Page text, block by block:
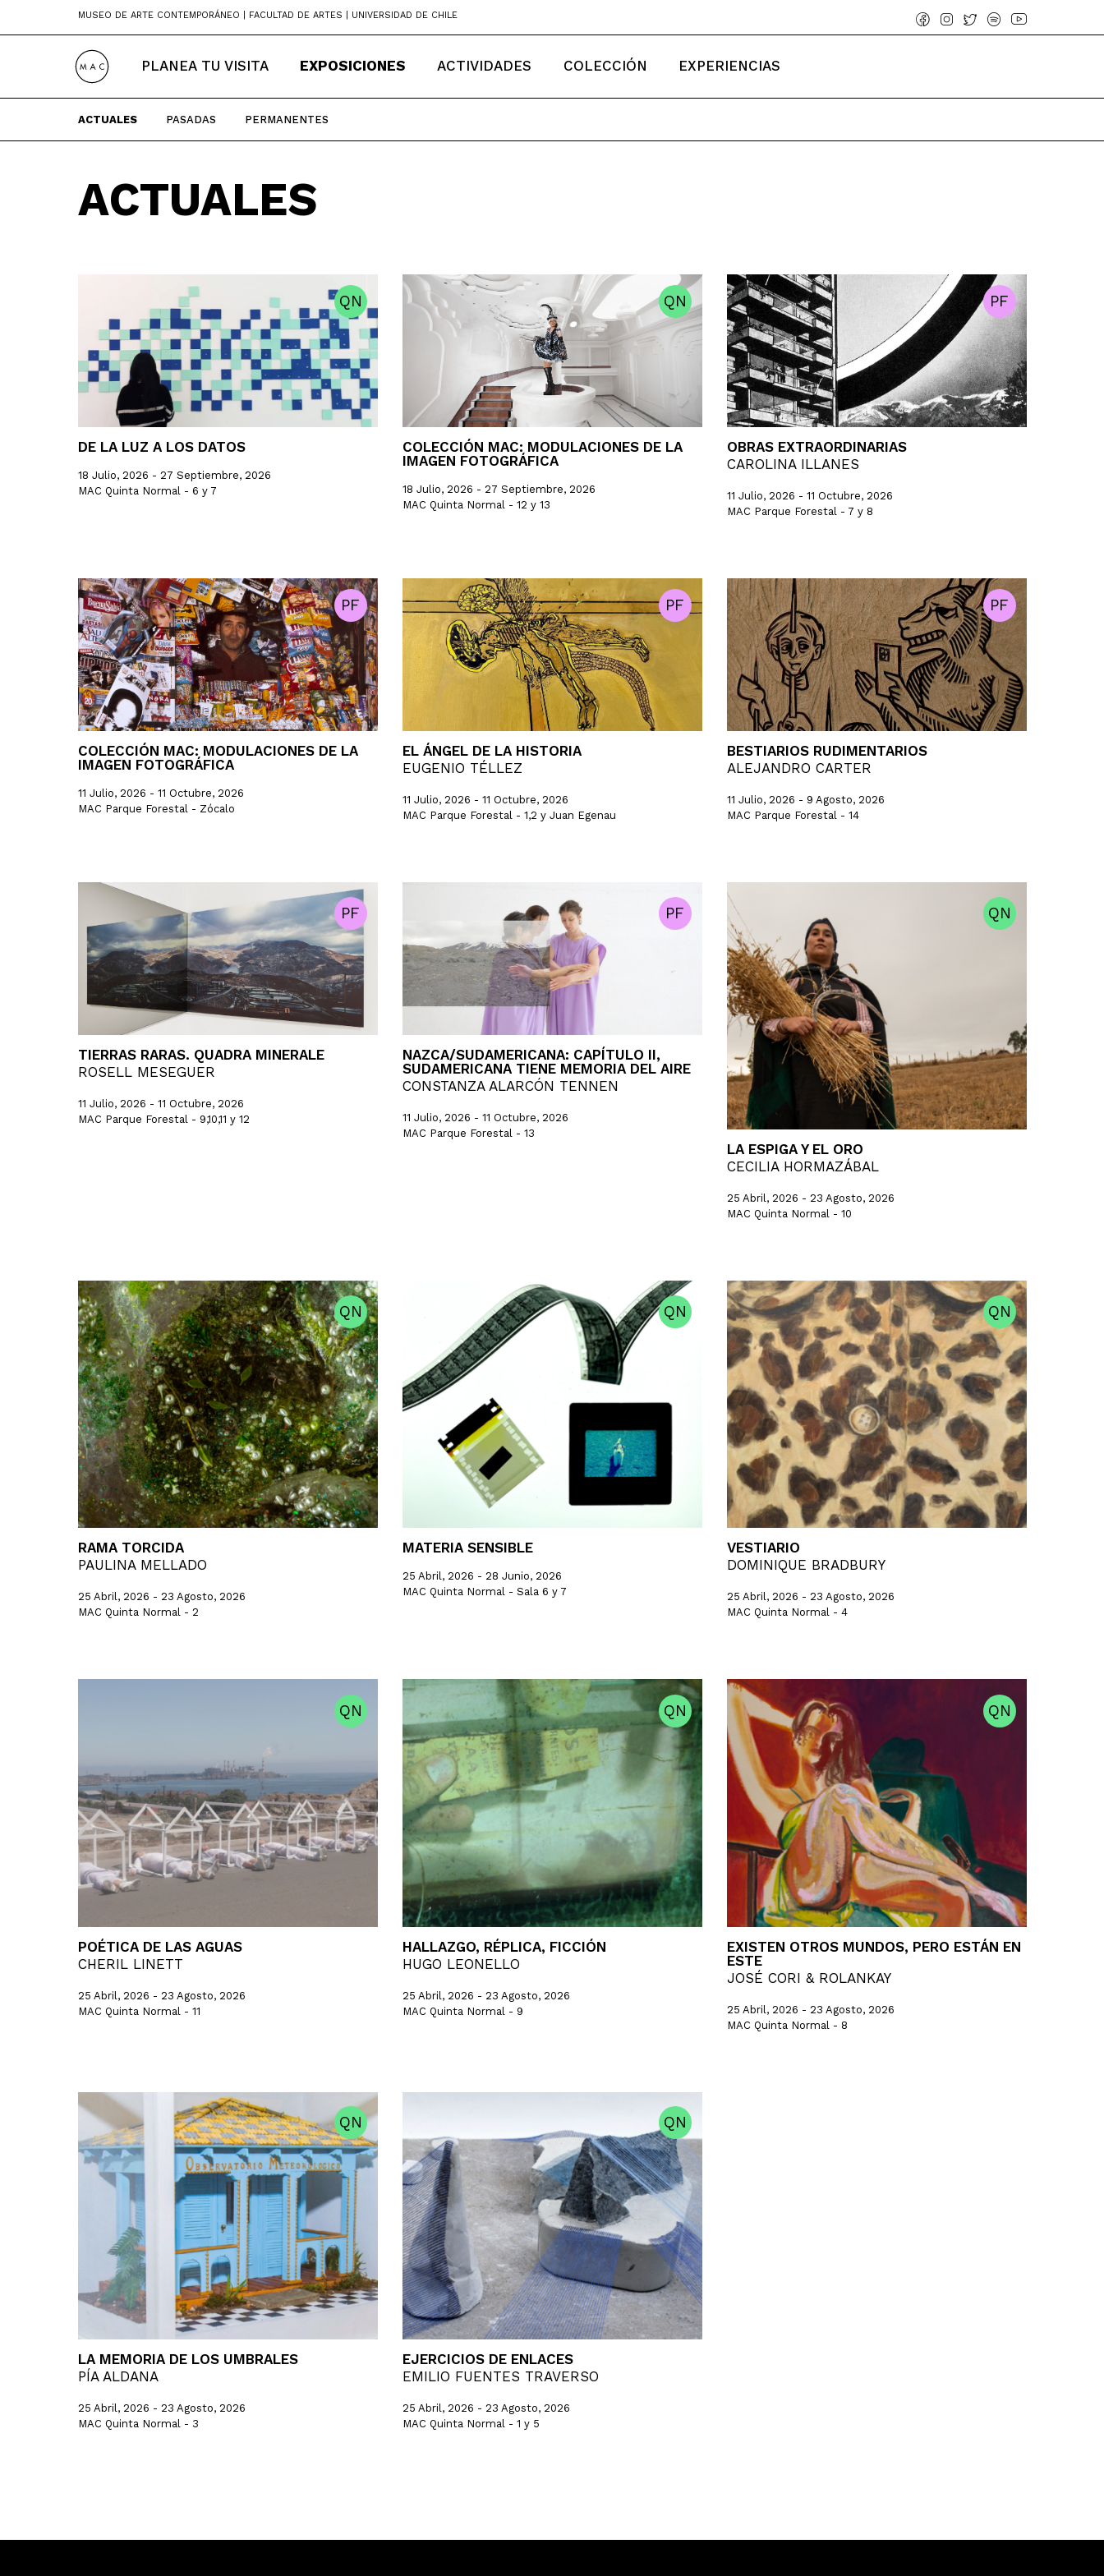
MUSEO DE ARTE CONTEMPORÁNEO | FACULTAD DE ARTES | UNIVERSIDAD DE CHILE
PLANEA TU VISITA EXPOSICIONES ACTIVIDADES COLECCIÓN EXPERIENCIAS
ACTUALES PASADAS PERMANENTES
ACTUALES
QN
DE LA LUZ A LOS DATOS
18 Julio, 2026 - 27 Septiembre, 2026
MAC Quinta Normal - 6 y 7
QN
COLECCIÓN MAC: MODULACIONES DE LA
IMAGEN FOTOGRÁFICA
18 Julio, 2026 - 27 Septiembre, 2026
MAC Quinta Normal - 12 y 13
PF
OBRAS EXTRAORDINARIAS
CAROLINA ILLANES
11 Julio, 2026 - 11 Octubre, 2026
MAC Parque Forestal - 7 y 8
PF
COLECCIÓN MAC: MODULACIONES DE LA
IMAGEN FOTOGRÁFICA
11 Julio, 2026 - 11 Octubre, 2026
MAC Parque Forestal - Zócalo
PF
EL ÁNGEL DE LA HISTORIA
EUGENIO TÉLLEZ
11 Julio, 2026 - 11 Octubre, 2026
MAC Parque Forestal - 1,2 y Juan Egenau
PF
BESTIARIOS RUDIMENTARIOS
ALEJANDRO CARTER
11 Julio, 2026 - 9 Agosto, 2026
MAC Parque Forestal - 14
PF
TIERRAS RARAS. QUADRA MINERALE
ROSELL MESEGUER
11 Julio, 2026 - 11 Octubre, 2026
MAC Parque Forestal - 9,10,11 y 12
PF
NAZCA/SUDAMERICANA: CAPÍTULO II,
SUDAMERICANA TIENE MEMORIA DEL AIRE
CONSTANZA ALARCÓN TENNEN
11 Julio, 2026 - 11 Octubre, 2026
MAC Parque Forestal - 13
QN
LA ESPIGA Y EL ORO
CECILIA HORMAZÁBAL
25 Abril, 2026 - 23 Agosto, 2026
MAC Quinta Normal - 10
QN
RAMA TORCIDA
PAULINA MELLADO
25 Abril, 2026 - 23 Agosto, 2026
MAC Quinta Normal - 2
QN
MATERIA SENSIBLE
25 Abril, 2026 - 28 Junio, 2026
MAC Quinta Normal - Sala 6 y 7
QN
VESTIARIO
DOMINIQUE BRADBURY
25 Abril, 2026 - 23 Agosto, 2026
MAC Quinta Normal - 4
QN
POÉTICA DE LAS AGUAS
CHERIL LINETT
25 Abril, 2026 - 23 Agosto, 2026
MAC Quinta Normal - 11
QN
HALLAZGO, RÉPLICA, FICCIÓN
HUGO LEONELLO
25 Abril, 2026 - 23 Agosto, 2026
MAC Quinta Normal - 9
QN
EXISTEN OTROS MUNDOS, PERO ESTÁN EN
ESTE
JOSÉ CORI & ROLANKAY
25 Abril, 2026 - 23 Agosto, 2026
MAC Quinta Normal - 8
QN
LA MEMORIA DE LOS UMBRALES
PÍA ALDANA
25 Abril, 2026 - 23 Agosto, 2026
MAC Quinta Normal - 3
QN
EJERCICIOS DE ENLACES
EMILIO FUENTES TRAVERSO
25 Abril, 2026 - 23 Agosto, 2026
MAC Quinta Normal - 1 y 5